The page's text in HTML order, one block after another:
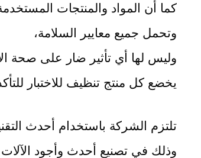
كما أن المواد والمنتجات المستخدمة
وتحمل جميع معايير السلامة،
وليس لها أي تأثير ضار على صحة
يخضع كل منتج تنظيف للاختبار
تلتزم الشركة باستخدام أحدث
وذلك في تصنيع أحدث وأجود